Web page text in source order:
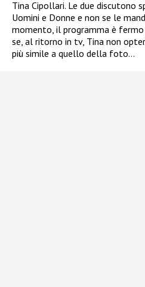
Tina Cipollari. Le due discutono
Uomini e Donne e non se le
momento, il programma è fermo
se, al ritorno in tv, Tina non
più simile a quello della foto…